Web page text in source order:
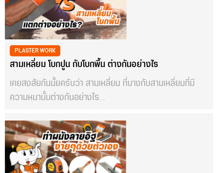
PLASTER WORK
สามเหลี่ยม โบกปูน กับโบกพื้น ต่างกันอย่างไร
เคยสงสัยกันมั้ยครับว่า สามเหลี่ยม ที่บางกับสามเหลี่ยมที่มี
ความหนานั้นต่างกันอย่างไร...